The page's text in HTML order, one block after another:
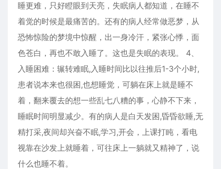
睡更难，只好瞪眼到天亮，失眠病人都知道，在睡不
着觉的时候是最痛苦的。还有的病人经常做恶梦，从
恐怖惊险的梦境中惊醒，出一身冷汗，紧张心悸，面
色苍白，再也不敢入睡了。这也是失眠的表现。 4、
入睡困难：辗转难眠,入睡时间比以往推后1-3个小时,
患者说本来也很困,也想睡觉，可躺在床上就是睡不
着，翻来覆去的想一些乱七八糟的事，心静不下来，
睡眠时间明显减少。有的病人是白天发困,昏昏欲睡,无
精打采,夜间却兴奋不眠,学习,开会，上课打盹，看电
视靠在沙发上就睡着，可往床上一躺就又精神了，说
什么也睡不着。